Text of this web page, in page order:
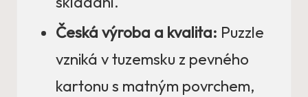
Česká výroba a kvalita: Puzzle
vzniká v tuzemsku z pevného
kartonu s matným povrchem,